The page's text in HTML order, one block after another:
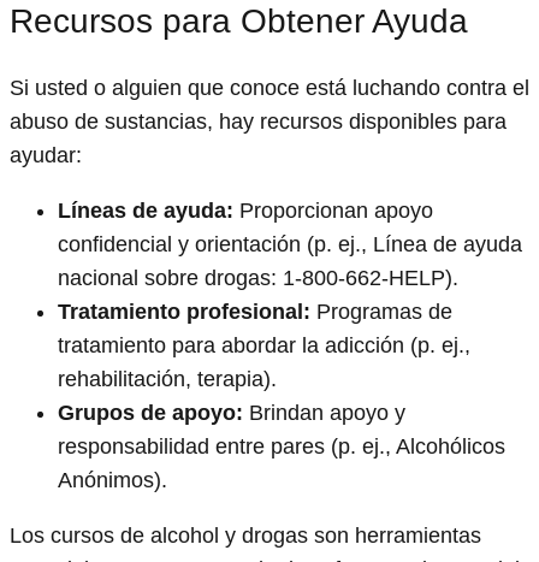
Recursos para Obtener Ayuda
Si usted o alguien que conoce está luchando contra el
abuso de sustancias, hay recursos disponibles para
ayudar:
Líneas de ayuda: Proporcionan apoyo
confidencial y orientación (p. ej., Línea de ayuda
nacional sobre drogas: 1-800-662-HELP).
Tratamiento profesional: Programas de
tratamiento para abordar la adicción (p. ej.,
rehabilitación, terapia).
Grupos de apoyo: Brindan apoyo y
responsabilidad entre pares (p. ej., Alcohólicos
Anónimos).
Los cursos de alcohol y drogas son herramientas